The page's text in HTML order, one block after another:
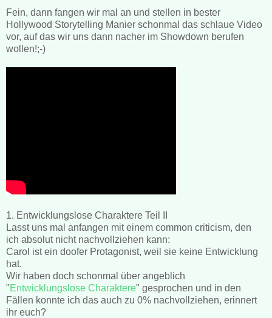
Fein, dann fangen wir mal an und stellen in bester
Hollywood Storytelling Manier schonmal das schlaue Video
vor, auf das wir uns dann nacher im Showdown berufen
wollen!;-)
1. Entwicklungslose Charaktere Teil II
Lasst uns mal anfangen mit einem common criticism, den
ich absolut nicht nachvollziehen kann:
Carol ist ein doofer Protagonist, weil sie keine Entwicklung
hat.
Wir haben doch schonmal über angeblich
"Entwicklungslose Charaktere" gesprochen und in den
Fällen konnte ich das auch zu 0% nachvollziehen, erinnert
ihr euch?